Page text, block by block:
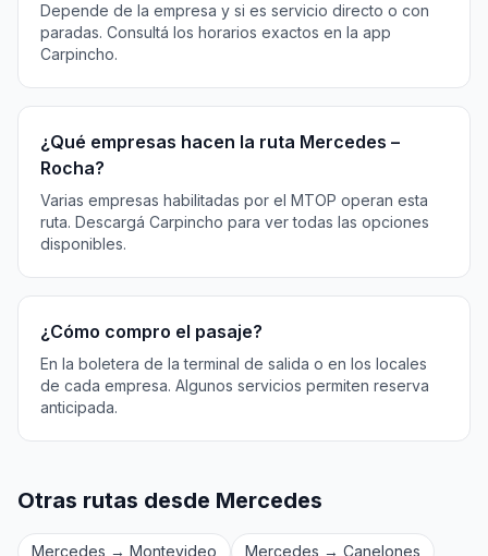
Depende de la empresa y si es servicio directo o con
paradas. Consultá los horarios exactos en la app
Carpincho.
¿Qué empresas hacen la ruta Mercedes –
Rocha?
Varias empresas habilitadas por el MTOP operan esta
ruta. Descargá Carpincho para ver todas las opciones
disponibles.
¿Cómo compro el pasaje?
En la boletera de la terminal de salida o en los locales
de cada empresa. Algunos servicios permiten reserva
anticipada.
Otras rutas desde Mercedes
Mercedes → Montevideo Mercedes → Canelones